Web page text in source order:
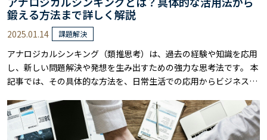
鍛える方法まで詳しく解説
2025.01.14 課題解決
アナロジカルシンキング（類推思考）は、過去の経験や知識を応用
し、新しい問題解決や発想を生み出すための強力な思考法です。 本
記事では、その具体的な方法を、日常生活での応用からビジネスシ
て仕事の段取りを改善したり、自然界の仕組みからビジネス戦略の
ヒントを得たりと、アナロジカルシンキングの具体的な活用法を学
ぶことができます。 複雑な問題をシン……